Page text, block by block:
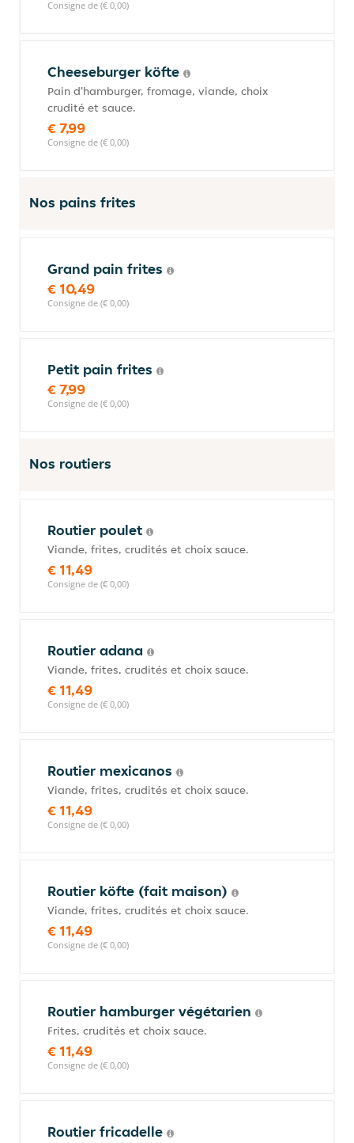
Consigne de (€ 0,00)
Cheeseburger köfte
Pain d'hamburger, fromage, viande, choix
crudité et sauce.
€ 7,99
Consigne de (€ 0,00)
Nos pains frites
Grand pain frites
€ 10,49
Consigne de (€ 0,00)
Petit pain frites
€ 7,99
Consigne de (€ 0,00)
Nos routiers
Routier poulet
Viande, frites, crudités et choix sauce.
€ 11,49
Consigne de (€ 0,00)
Routier adana
Viande, frites, crudités et choix sauce.
€ 11,49
Consigne de (€ 0,00)
Routier mexicanos
Viande, frites, crudités et choix sauce.
€ 11,49
Consigne de (€ 0,00)
Routier köfte (fait maison)
Viande, frites, crudités et choix sauce.
€ 11,49
Consigne de (€ 0,00)
Routier hamburger végétarien
Frites, crudités et choix sauce.
€ 11,49
Consigne de (€ 0,00)
Routier fricadelle